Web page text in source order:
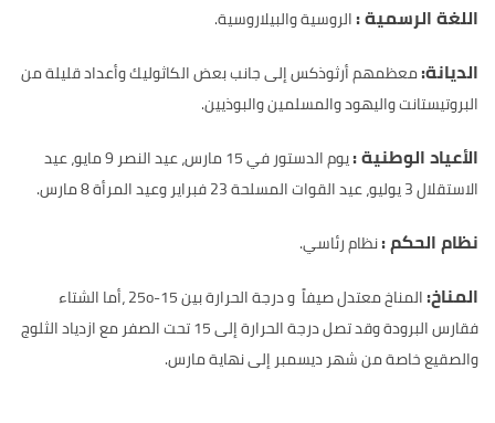
اللغة الرسمية :الروسية والبيلاروسية.
الديانة:معظمهم أرثوذكس إلى جانب بعض الكاثوليك وأعداد قليلة من
البروتيستانت واليهود والمسلمين والبوذيين.
الأعياد الوطنية :
يوم الدستور في 15 مارس، عيد النصر 9 مايو، عيد
الاستقلال 3 يوليو، عيد القوات المسلحة 23 فبراير وعيد المرأة 8 مارس.
نظام الحكم :نظام رئاسي.
المناخ:
المناخ معتدل صيفاً و درجة الحرارة بين 15-25o ،أما الشتاء
فقارس البرودة وقد تصل درجة الحرارة إلى 15 تحت الصفر مع ازدياد الثلوج
والصقيع خاصة من شهر ديسمبر إلى نهاية مارس.